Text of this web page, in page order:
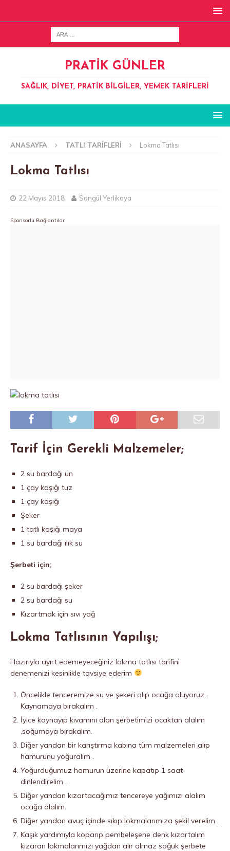
PRATIK GÜNLER
SAĞLIK, DIYET, PRATIK BILGILER, YEMEK TARIFLERI
ANASAYFA TATLI TARIFLERI Lokma Tatlısı
Lokma Tatlısı
22 Mayıs 2018 Songül Yerlikaya
Sponsorlu Bağlantılar
Tarif İçin Gerekli Malzemeler;
2 su bardağı un
1 çay kaşığı tuz
1 çay kaşığı
Şeker
1 tatlı kaşığı maya
1 su bardağı ılık su
Şerbeti için;
2 su bardağı şeker
2 su bardağı su
Kızartmak için sıvı yağ
Lokma Tatlısının Yapılışı;
Hazırıyla ayırt edemeyeceğiniz lokma tatlısı tarifini
denemenizi kesinlikle tavsiye ederim
Öncelikle tenceremize su ve şekeri alıp ocağa oluyoruz .
Kaynamaya bırakalım .
İyice kaynayıp kıvamını alan şerbetimizi ocaktan alalım
,soğumaya bırakalım.
Diğer yandan bir karıştırma kabına tüm malzemeleri alıp
hamurunu yoğuralım .
Yoğurduğumuz hamurun üzerine kapatıp 1 saat
dinlendirelim .
Diğer yandan kızartacağımız tencereye yağımızı alalım
ocağa alalım.
Diğer yandan avuç içinde sıkıp lokmalarımıza şekil verelim .
Kaşık yardımıyla koparıp pembeleşene denk kızartalım
kızaran lokmalarımızı yağdan alır almaz soğuk şerbete